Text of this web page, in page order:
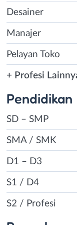
Desainer
Manajer
Pelayan Toko
+ Profesi
Pendidikan
SD – SMP
SMA / SMK
D1 – D3
S1 / D4
S2 / Profesi